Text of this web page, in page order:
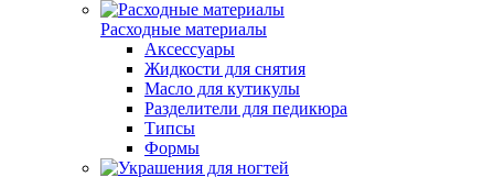
Расходные материалы
Аксессуары
Жидкости для снятия
Масло для кутикулы
Разделители для педикюра
Типсы
Формы